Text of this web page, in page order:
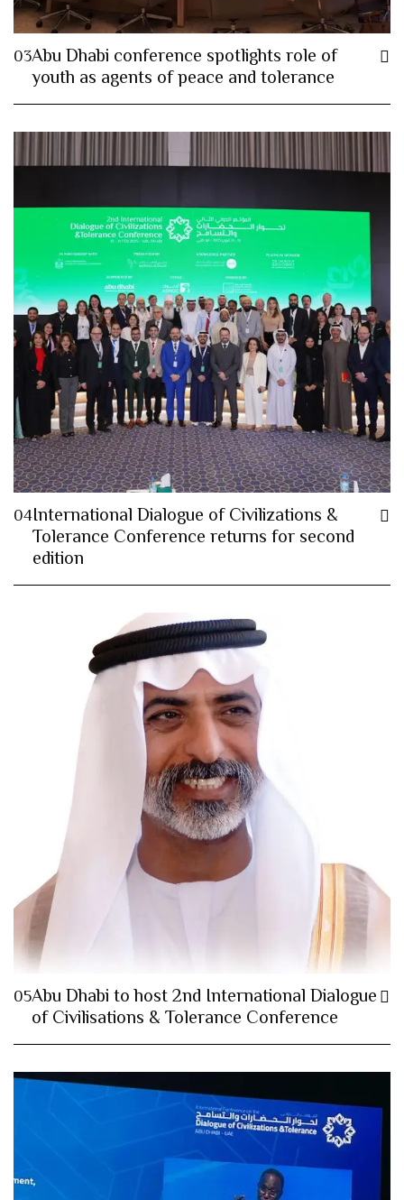
03Abu Dhabi conference spotlights role of
youth as agents of peace and tolerance
04International Dialogue of Civilizations &
Tolerance Conference returns for second
edition
05Abu Dhabi to host 2nd International Dialogue
of Civilisations & Tolerance Conference